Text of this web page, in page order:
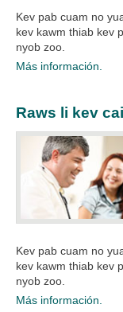
Kev pab cuam no
kev kawm thiab kev
nyob zoo.​
Más información.
Raws li kev
Kev pab cuam no
kev kawm thiab kev
nyob zoo.​
Más información.